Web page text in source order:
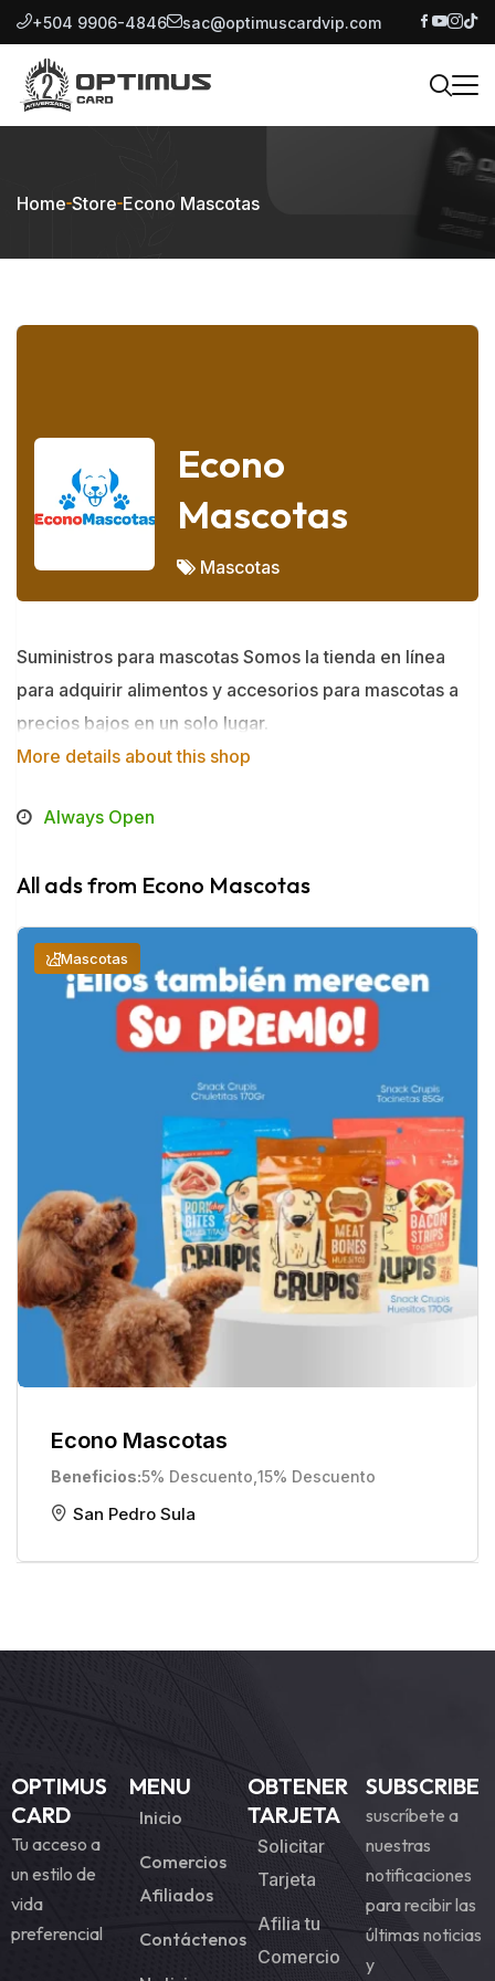
+504 9906-4846 sac@optimuscardvip.com
Home Store Econo Mascotas
Econo
Mascotas
Mascotas
Suministros para mascotas Somos la tienda en línea
para adquirir alimentos y accesorios para mascotas a
precios bajos en un solo lugar.
More details about this shop
Always Open
All ads from Econo Mascotas
Econo Mascotas
Beneficios 5% Descuento 15% Descuento
Mascotas
San Pedro Sula
OPTIMUS
CARD
Tu acceso a
un estilo de
vida
preferencial
MENU
Inicio
Comercios
Afiliados
Contáctenos
OBTENER
TARJETA
Solicitar
Tarjeta
Afilia tu
Comercio
SUBSCRIBE
suscríbete a
nuestras
notificaciones
para recibir las
últimas noticias
y